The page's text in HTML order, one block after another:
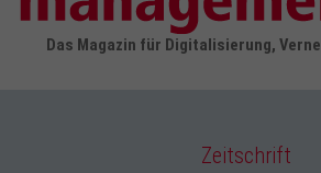
Das Magazin für Digitalisierung,
Zeitschrift